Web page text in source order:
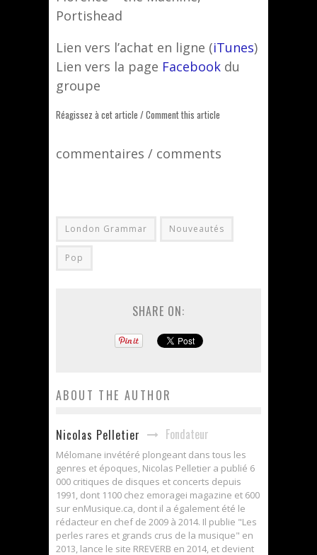
Portishead
Lien vers l’achat en ligne (iTunes)
Lien vers la page Facebook du
groupe
Réagissez à cet article / Comment this article
commentaires / comments
London Grammar Nouveautés
Pop
SHARE ON:
ABOUT THE AUTHOR
Nicolas Pelletier Fondateur
Mélomane invétéré plongeant dans tous les
genres et époques, Nicolas Pelletier a publié 6
000 critiques de disques et concerts depuis
1991, dont 1100 chez emoragei magazine et 600
sur enMusique.ca, dont il a également été le
rédacteur en chef de 2009 à 2014. Il publie "Les
perles rares et grands crus de la musique" en
2013, lance le site RREVERB en 2014, et devient